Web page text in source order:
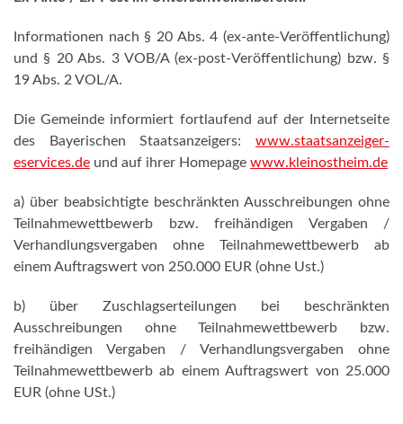
Informationen nach § 20 Abs. 4 (ex-ante-Veröffentlichung)
und § 20 Abs. 3 VOB/A (ex-post-Veröffentlichung) bzw. §
19 Abs. 2 VOL/A.
Die Gemeinde informiert fortlaufend auf der Internetseite
des Bayerischen Staatsanzeigers: www.staatsanzeiger-
eservices.de und auf ihrer Homepage www.kleinostheim.de
a) über beabsichtigte beschränkten Ausschreibungen ohne
Teilnahmewettbewerb bzw. freihändigen Vergaben /
Verhandlungsvergaben ohne Teilnahmewettbewerb ab
einem Auftragswert von 250.000 EUR (ohne Ust.)
b) über Zuschlagserteilungen bei beschränkten
Ausschreibungen ohne Teilnahmewettbewerb bzw.
freihändigen Vergaben / Verhandlungsvergaben ohne
Teilnahmewettbewerb ab einem Auftragswert von 25.000
EUR (ohne USt.)